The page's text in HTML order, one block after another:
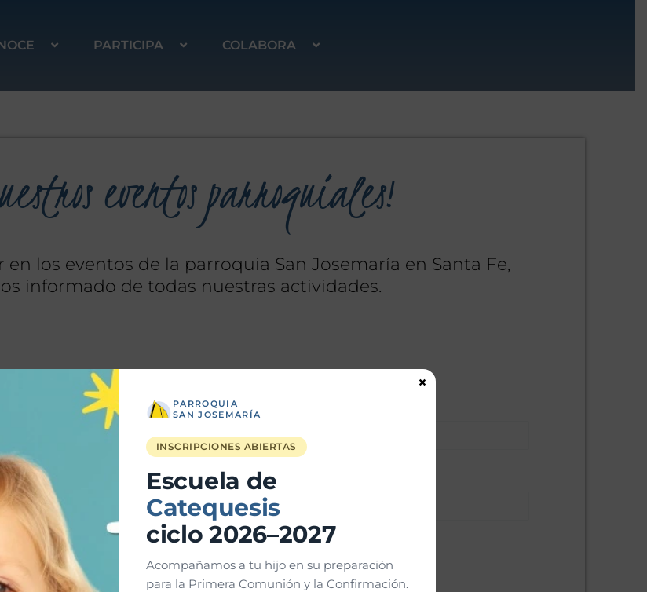
PARTICIPA COLABORA
eventos parroquiales!
los eventos de la parroquia San Josemaría en Santa Fe,
informado de todas nuestras actividades.
Apellidos
Teléfono
PARROQUIA
SAN JOSEMARÍA
INSCRIPCIONES ABIERTAS
Escuela de
Catequesis
ciclo 2026–2027
Acompañamos a tu hijo en su preparación
para la Primera Comunión y la Confirmación.
×